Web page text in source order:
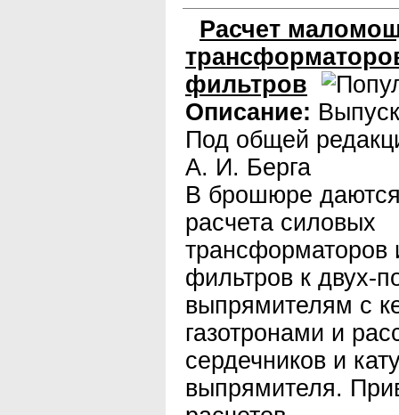
Расчет
фильтров
Описание:
Под общей
А. И. Берга
В брошюре
расчета силовых
трансформаторов
фильтров к двух-
выпрямителям с
газотронами и
сердечников и
выпрямителя.